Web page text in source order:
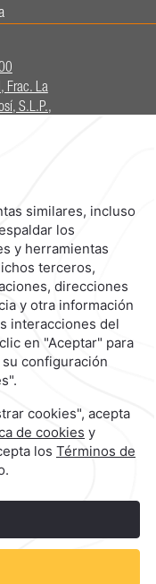
Frac. La
S.L.P.,
1